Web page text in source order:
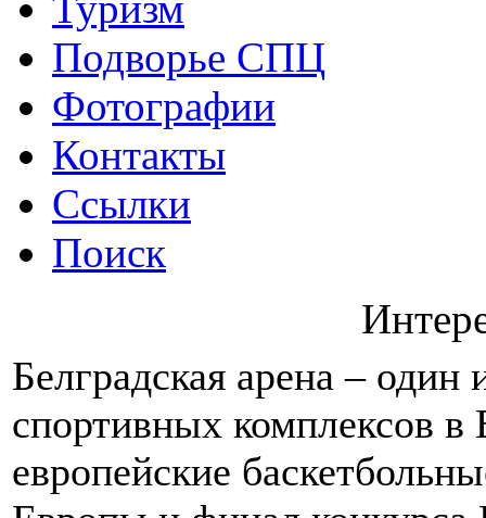
Подворье СПЦ
Фотографии
Контакты
Ссылки
Поиск
Белградская арена –
спортивных комплексов
европейские